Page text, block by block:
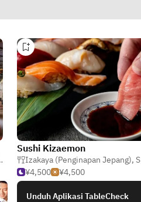
Tempura
Sushi Kizaemon
Izakaya (Penginapan Jepang),
¥4,500
¥4,500
Unduh Aplikasi TableCheck